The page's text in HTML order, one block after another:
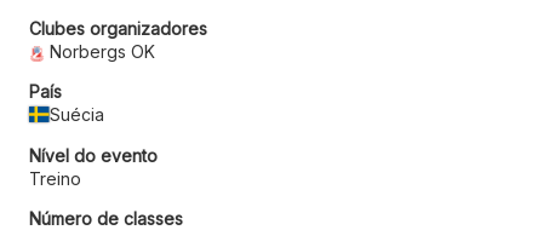
Clubes organizadores
Norbergs OK
País
Suécia
Nível do evento
Treino
Número de classes